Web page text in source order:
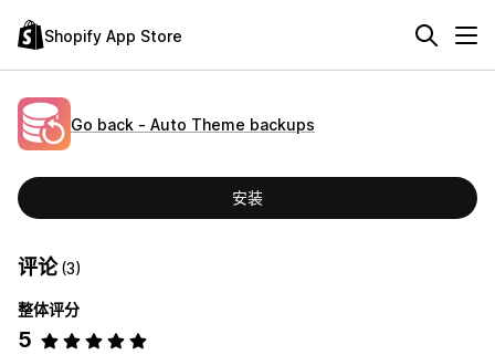
Shopify App Store
Go back ‑ Auto Theme backups
安装
评论(3)
整体评分
5